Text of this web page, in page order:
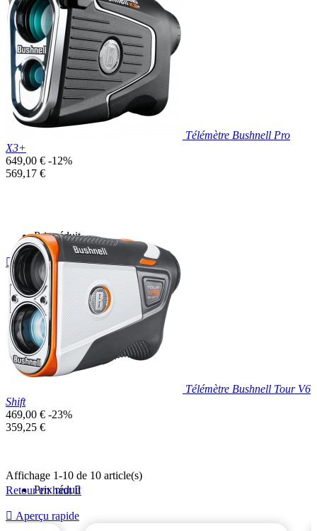
Télémètre Bushnell Pro
X3+
Prix
de
649,00 € -12%
Prix
569,17 €
Prix réduit
Aperçu rapide
Télémètre Bushnell Tour V6
Shift
Prix
de
469,00 € -23%
Prix
359,25 €
Prix réduit
 Aperçu rapide
Affichage 1-10 de 10 article(s)
Retour en haut